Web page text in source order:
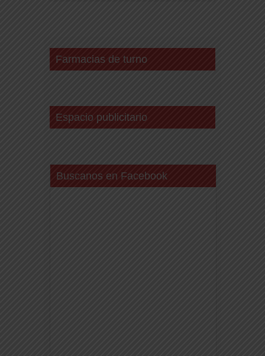
Farmacias de turno
Espacio publicitario
Buscanos en Facebook